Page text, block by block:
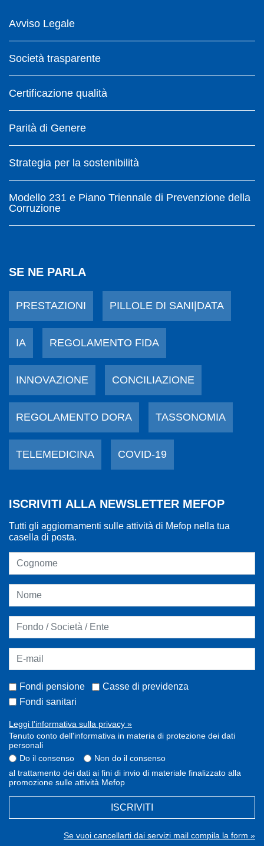
Avviso Legale
Società trasparente
Certificazione qualità
Parità di Genere
Strategia per la sostenibilità
Modello 231 e Piano Triennale di Prevenzione della
Corruzione
SE NE PARLA
PRESTAZIONI PILLOLE DI SANI|DATA
IA REGOLAMENTO FIDA
INNOVAZIONE CONCILIAZIONE
REGOLAMENTO DORA TASSONOMIA
TELEMEDICINA COVID-19
ISCRIVITI ALLA NEWSLETTER MEFOP
Tutti gli aggiornamenti sulle attività di Mefop nella tua
casella di posta.
Fondi pensione
Casse di previdenza
Fondi sanitari
Leggi l'informativa sulla privacy »
Tenuto conto dell'informativa in materia di protezione dei dati
personali
Do il consenso
Non do il consenso
al trattamento dei dati ai fini di invio di materiale finalizzato alla
promozione sulle attività Mefop
ISCRIVITI
Se vuoi cancellarti dai servizi mail compila la form »